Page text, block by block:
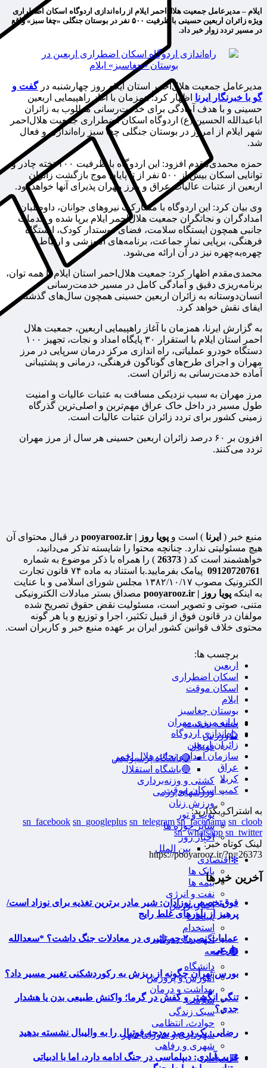
صفحه نخست
🔮ورزش
فوتبال
🔴باشگاه پرسپولیس
🔵باشگاه استقلال
کشتی و وزنه‌برداری
ورزشهای رزمی
ورزش زنان
توپ و تور
سایر حوزه ها
اخبار روز
بین الملل
❇اقتصادی
بانک ها
بیمه ها
نفت و انرژی
اخبار بورس
تبیلغات
استخدام
آگهی های دولتی
🟤جامعه
دانشگاه
آموزش و پرورش
بهداشت و درمان
سلامت
سبک زندگی
حوادث، انتظامی
شهرداری و شورای شهر
شهری و رفاهی
🟥سیاسی
ایلام – مدیرعامل جمعیت هلال‌احمر ایلام از راه‌اندازی اردوگاه اسکان اضطراری
ویژه زائران اربعین حسینی با ظرفیت ۵۰۰ نفر در بوستان جنگلی «چغا سبز» واقع
در مسیر تردد زوار خبر داد.
مدیرعامل جمعیت هلال‌احمر استان ایلام روز چهارشنبه‌ درگفت و
گو با خبرنگار ایرنا اظهار کرد: همزمان با آغاز راهپیمایی اربعین
حسینی و با هدف آمادگی برای خدمت‌رسانی مطلوب به زائران
اباعبدالله الحسین (ع) اردوگاه اسکان اضطراری جمعیت هلال‌احمر
شهر ایلام از امروز در بوستان جنگلی چغا سبز راه‌اندازی و فعال
شد.
حمزه محمدی‌مقدم افزود: این اردوگاه با ظرفیت ۱۰۰ تخته چادر و
توانایی اسکان بیش از ۵۰۰ نفر از تا پایان موج بازگشت زائران
اربعین از عتبات عالیات عراق و مرز مهران پذیرای آنها خواهد بود.
وی بیان کرد: این اردوگاه با مشارکت نیروهای جوانان، داوطلبان،
امدادگران و نجاتگران جمعیت هلال‌احمر ایلام برپا شده و خدمات
جانبی همچون ایستگاه سلامت، فضای دوستدار کودک، ایستگاه
فرهنگی، برپایی نماز جماعت، برنامه‌های آموزشی و ارتباط
چهره‌به‌چهره نیز در آن ارائه می‌شود.
محمدی‌مقدم اظهار کرد: جمعیت هلال‌احمر استان ایلام با همه توان،
برنامه‌ریزی دقیق و آمادگی کامل در مسیر خدمت‌رسانی
انسان‌دوستانه به زائران اربعین حسینی همچون سال‌های گذشته
ایفای نقش خواهد کرد.
به گزارش ایرنا، همزمان با آغاز راهپیمایی اربعین، جمعیت هلال‌
احمر استان ایلام با استقرار ۳۰ پایگاه امداد و نجات، تجهیز ۱۰۰
دستگاه خودرو عملیاتی، راه اندازی مرکز درمان سرپایی در مرز
مهران و اجرای طرح‌های گوناگون فرهنگی، درمانی و پشتیبانی
آماده خدمت‌رسانی به زائران است.
مرز مهران به سبب نزدیکی مسافت به عتبات عالیات و امنیت
طول مسیر در داخل خاک عراق مهم‌تربن و اصلی‌ترین گذرگاه
زمینی کشور برای تردد زائران عتبات عالیات است.
افزون بر ۶۰ درصد زائران اربعین حسینی هر سال از مرز مهران
تردد می‌کنند.
منبع خبر ( ایرنا ) است و پویا روز | pooyarooz.ir
در قبال محتوای آن
هیچ مسئولیتی ندارد. چنانچه محتوا را شایسته تذکر می‌دانید،
خواهشمند است کد (
) را همراه با ذکر موضوع به شماره
پیامک بفرمایید.با استناد به ماده ۷۴ قانون تجارت
الکترونیک مصوب ۱۳۸۲/۱۰/۱۷ مجلس شورای اسلامی و با عنایت
به اینکه پویا روز | pooyarooz.ir
مصداق بستر مبادلات الکترونیکی
متنی، صوتی و تصویر است، مسئولیت نقض حقوق تصریح شده
مولفان در قانون فوق از قبیل تکثیر، اجرا و توزیع و یا هر گونه
محتوی خلاف قوانین کشور ایران بر عهده منبع خبر و کاربران است.
برچسب ها:
اربعین
اسکان اضطراری
اسکان موقت
ایلام
بوستان چغاسبز
پایانه مرزی مهران
راه‌اندازی اردوگاه
زائران اربعین
سازمان امداد و نجات هلال‌ احمر
عراق
کربلا
کمپ اسکان موقت
به اشتراک بگذارید:
sn_facebook sn_googleplus sn_telegram sn_facenama sn_cloob
sn_whatsapp sn_twitter
لینک کوتاه خبر:
https://pooyarooz.ir/?p=26373
آخرین خبرها
فوق‌تخصص نوزادان: شیر مادر برترین تغذیه برای نوزاد است/
پرهیز از باورهای غلط رایج
عملیات نصر ۲ چه تاثیری در معادلات جنگ داشت؟ *سعدالله
زارعی
بورس تهران چگونه از ریزش به رکوردشکنی تغییر مسیر داد؟
تنگی انگشتر و کفش در گرما؛ واکنش طبیعی بدن یا هشدار
جدی؟
رضایی: یک درصد بودجه فوتبال را به والیبال نشسته بدهید
غریب‌آبادی: دیپلماسی در جنگ ادامه دارد، اما با ادبیاتی